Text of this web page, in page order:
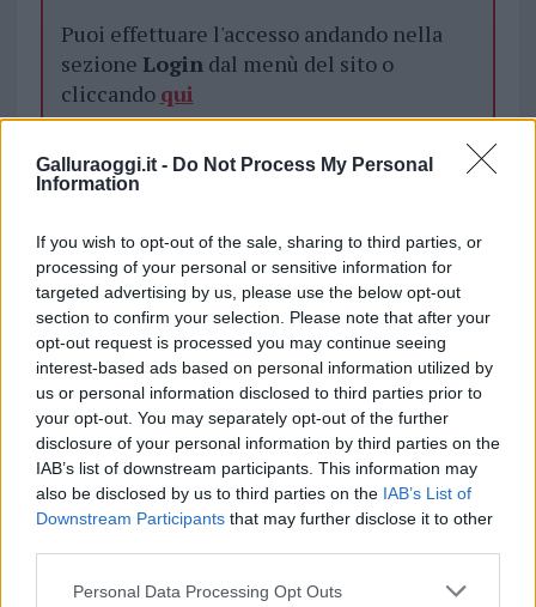
Galluraoggi.it - Do Not Process My Personal
Information
If you wish to opt-out of the sale, sharing to third parties, or
processing of your personal or sensitive information for
targeted advertising by us, please use the below opt-out
section to confirm your selection. Please note that after your
opt-out request is processed you may continue seeing
interest-based ads based on personal information utilized by
us or personal information disclosed to third parties prior to
your opt-out. You may separately opt-out of the further
disclosure of your personal information by third parties on the
IAB’s list of downstream participants. This information may
also be disclosed by us to third parties on the IAB’s List of
Downstream Participants that may further disclose it to other
Please note that this website/app uses one or more Google
Personal Data Processing Opt Outs
Puoi effettuare l'accesso andando nella
sezione Logindal menù del sito o
cliccando qui
TEMI: San Teodoro
Notizie in tempo reale?
Entra nel canale telegram di
GalluraOggi.it
Inviaci le tue segnalazioni,
i tuoi video e le tue foto
Su WhatsApp al numero +39
345 356 7512